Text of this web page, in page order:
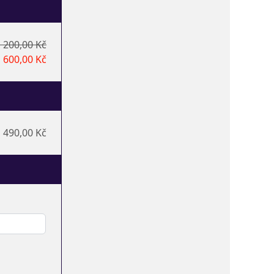
200,00 Kč
600,00 Kč
490,00 Kč